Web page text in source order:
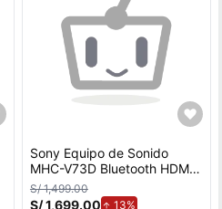
Sony Equipo de Sonido
MHC-V73D Bluetooth HDMI,
DVD y Karaoke
S/ 1,499.00
S/ 1,699.00 13%de aumento.